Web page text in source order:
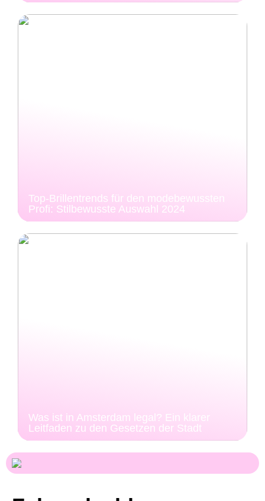
Top-Brillentrends für den modebewussten
Profi: Stilbewusste Auswahl 2024
Was ist in Amsterdam legal? Ein klarer
Leitfaden zu den Gesetzen der Stadt